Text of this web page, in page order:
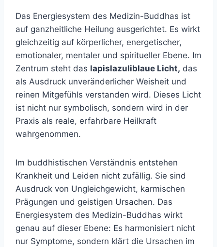
Das Energiesystem des Medizin-Buddhas ist
auf ganzheitliche Heilung ausgerichtet. Es wirkt
gleichzeitig auf körperlicher, energetischer,
emotionaler, mentaler und spiritueller Ebene. Im
Zentrum steht das lapislazuliblaue Licht, das
als Ausdruck unveränderlicher Weisheit und
reinen Mitgefühls verstanden wird. Dieses Licht
ist nicht nur symbolisch, sondern wird in der
Praxis als reale, erfahrbare Heilkraft
wahrgenommen.
Im buddhistischen Verständnis entstehen
Krankheit und Leiden nicht zufällig. Sie sind
Ausdruck von Ungleichgewicht, karmischen
Prägungen und geistigen Ursachen. Das
Energiesystem des Medizin-Buddhas wirkt
genau auf dieser Ebene: Es harmonisiert nicht
nur Symptome, sondern klärt die Ursachen im